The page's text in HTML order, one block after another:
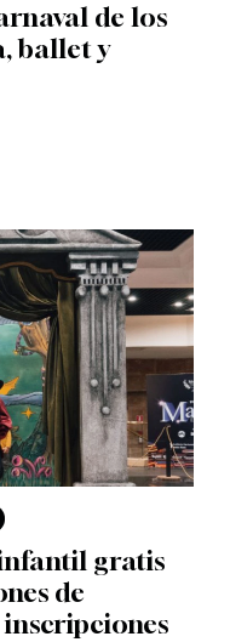
de los
ballet y
gratis
de